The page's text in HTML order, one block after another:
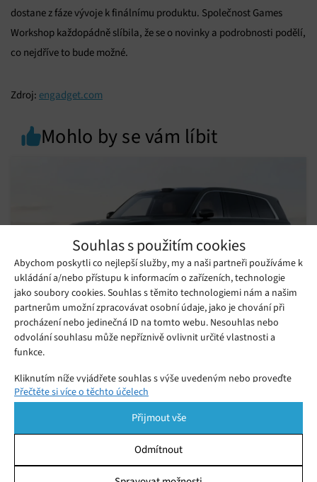
Souhlas s použitím cookies
Abychom poskytli co nejlepší služby, my a naši partneři používáme k
ukládání a/nebo přístupu k informacím o zařízeních, technologie
jako soubory cookies. Souhlas s těmito technologiemi nám a našim
partnerům umožní zpracovávat osobní údaje, jako je chování při
procházení nebo jedinečná ID na tomto webu. Nesouhlas nebo
odvolání souhlasu může nepříznivě ovlivnit určité vlastnosti a
funkce.
Kliknutím níže vyjádřete souhlas s výše uvedeným nebo proveďte
podrobnější rozhodnutí. Vaše volby budou použity pouze na tomto
pomocí přepínačů v Zásadách cookies nebo kliknutím na tlačítko
Spravovat souhlas ve spodní části obrazovky.
Přečtěte si více o těchto účelech
Přijmout vše
Odmítnout
dostane z fáze vývoje k finálnímu produktu. Společnost Games
Workshop každopádně slíbila, že se o novinky a podrobnosti podělí,
co nejdříve to bude možné.
Zdroj: engadget.com
Mohlo by se vám líbit
Je Xiaomi SkyNomad revolucí, na kterou
rodiny čekaly?
Pondělí 27. 07. 2026 Ivana
Nové elektroauto Xiaomi SkyNomad šokuje svět. Proměňte
komfortní zázemí pro kempování.